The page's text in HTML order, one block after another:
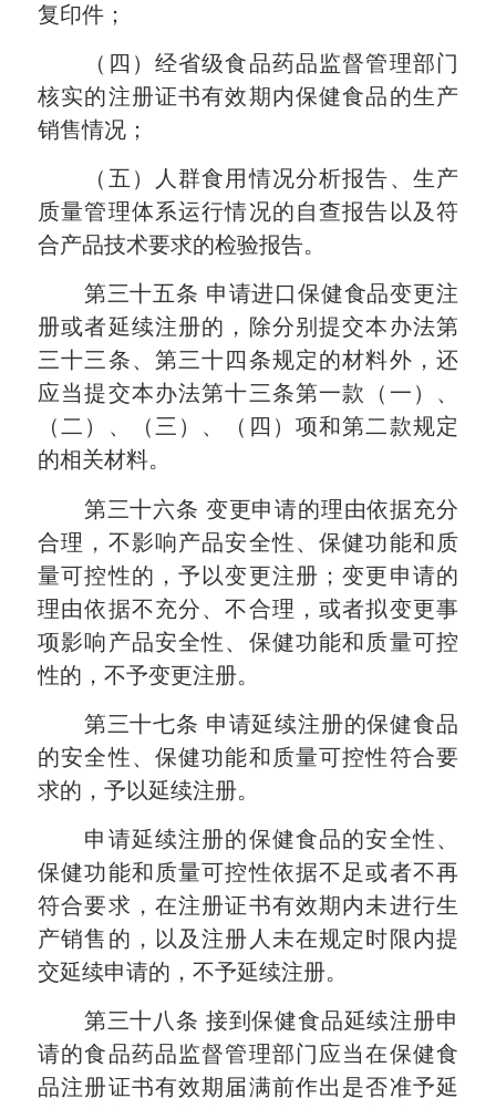
复印件；
（四）经省级食品药品监督管理部门
核实的注册证书有效期内保健食品的生产
销售情况；
（五）人群食用情况分析报告、生产
质量管理体系运行情况的自查报告以及符
合产品技术要求的检验报告。
第三十五条 申请进口保健食品变更注
册或者延续注册的，除分别提交本办法第
三十三条、第三十四条规定的材料外，还
应当提交本办法第十三条第一款（一）、
（二）、（三）、（四）项和第二款规定
的相关材料。
第三十六条 变更申请的理由依据充分
合理，不影响产品安全性、保健功能和质
量可控性的，予以变更注册；变更申请的
理由依据不充分、不合理，或者拟变更事
项影响产品安全性、保健功能和质量可控
性的，不予变更注册。
第三十七条 申请延续注册的保健食品
的安全性、保健功能和质量可控性符合要
求的，予以延续注册。
申请延续注册的保健食品的安全性、
保健功能和质量可控性依据不足或者不再
符合要求，在注册证书有效期内未进行生
产销售的，以及注册人未在规定时限内提
交延续申请的，不予延续注册。
第三十八条 接到保健食品延续注册申
请的食品药品监督管理部门应当在保健食
品注册证书有效期届满前作出是否准予延